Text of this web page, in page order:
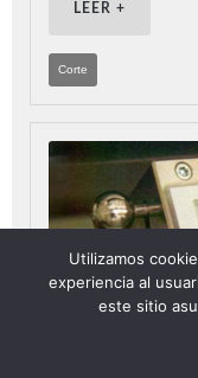
LEER +
Corte
Utilizamos
experiencia al
este sitio